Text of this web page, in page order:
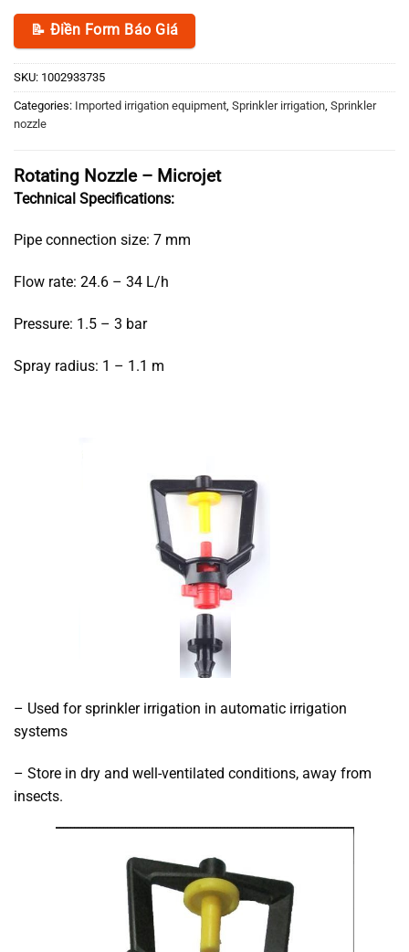
📝 Điền Form Báo Giá
SKU: 1002933735
Categories: Imported irrigation equipment Sprinkler irrigation Sprinkler
nozzle
Rotating Nozzle – Microjet
Technical Specifications:
Pipe connection size: 7 mm
Flow rate: 24.6 – 34 L/h
Pressure: 1.5 – 3 bar
Spray radius: 1 – 1.1 m
– Used for sprinkler irrigation in automatic irrigation
systems
– Store in dry and well-ventilated conditions, away from
insects.